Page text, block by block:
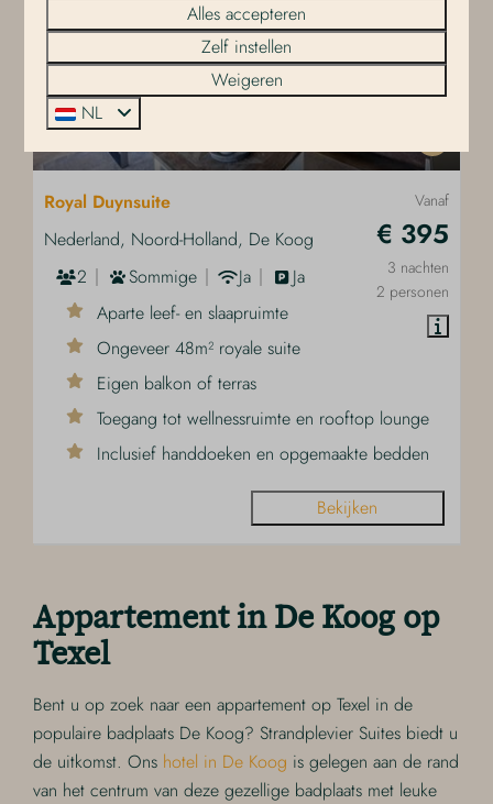
Vanaf
€ 395
3 nachten
2 personen
Royal Duynsuite
Nederland, Noord-Holland, De Koog
2
Sommige Ja
Ja
Aparte leef- en slaapruimte
Ongeveer 48m² royale suite
Eigen balkon of terras
Toegang tot wellnessruimte en rooftop lounge
Inclusief handdoeken en opgemaakte bedden
Bekijken
Appartement in De Koog op
Texel
Bent u op zoek naar een appartement op Texel in de
populaire badplaats De Koog? Strandplevier Suites biedt u
de uitkomst. Ons hotel in De Koog is gelegen aan de rand
van het centrum van deze gezellige badplaats met leuke
Alles accepteren
Zelf instellen
Weigeren
NL